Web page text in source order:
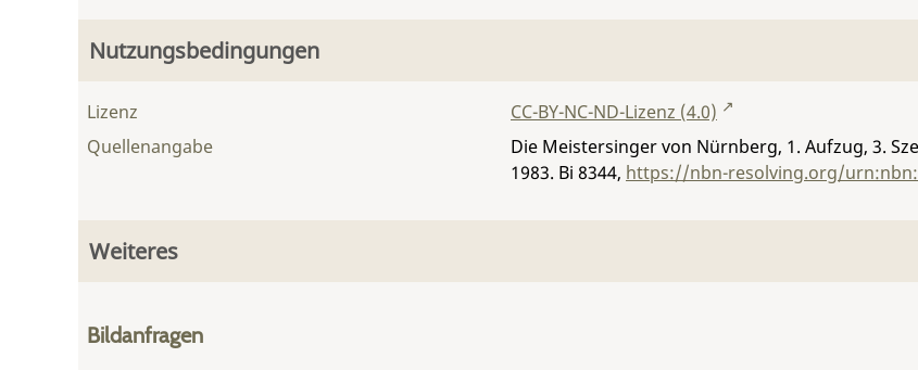
Nutzungsbedingungen
Lizenz
CC-BY-NC-ND-Lizenz (4.0)
Quellenangabe
Die Meistersinger von Nürnberg, 1. Aufzug, 3.
1983. Bi 8344, https://nbn-resolving.org/
Weiteres
Bildanfragen